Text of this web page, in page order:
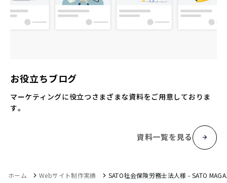
お役立ちブログ
マーケティングに役立つさまざまな資料をご用意しておりま
す。
資料一覧を見る
ホーム Webサイト制作実績 SATO社会保険労務士法人様 - SATO